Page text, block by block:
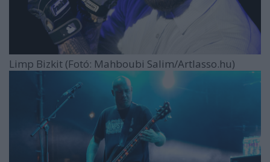
Limp Bizkit (Fotó: Mahboubi Salim/Artlasso.hu)